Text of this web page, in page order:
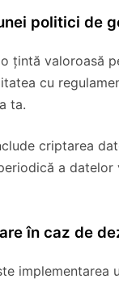
politici de
țintă valoroasă
cu
ta.
criptarea
a
în caz de
implementarea